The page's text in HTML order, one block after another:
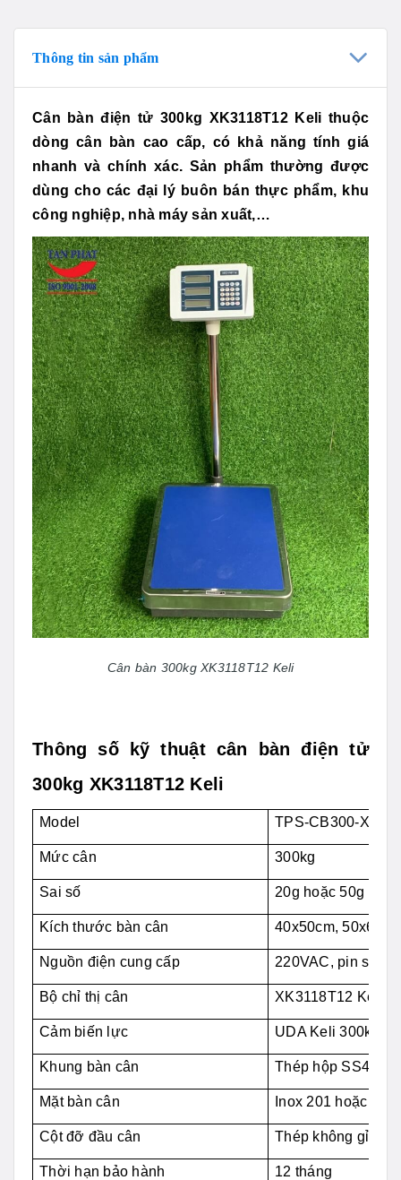
Thông tin sản phẩm
Cân bàn điện tử 300kg XK3118T12 Keli thuộc
dòng cân bàn cao cấp, có khả năng tính giá
nhanh và chính xác. Sản phẩm thường được
dùng cho các đại lý buôn bán thực phẩm, khu
công nghiệp, nhà máy sản xuất,…
Cân bàn 300kg XK3118T12 Keli
Thông số kỹ thuật cân bàn điện tử
300kg XK3118T12 Keli
Model TPS-CB300-
Mức cân 300kg
Sai số 20g hoặc 50g
Kích thước bàn cân 40x50cm,
Nguồn điện cung cấp 220VAC, pin sạc
Bộ chỉ thị cân XK3118T12 Keli
Cảm biến lực UDA Keli 300kg
Khung bàn cân Thép hộp SS400
Mặt bàn cân Inox 201 hoặc
Cột đỡ đầu cân Thép không gỉ
Thời hạn bảo hành 12 tháng